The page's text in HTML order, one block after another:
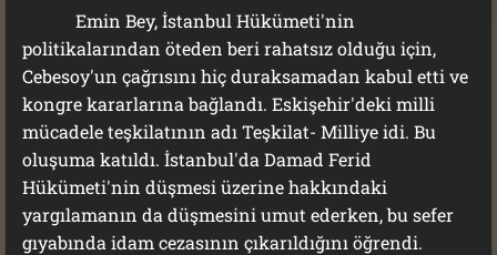
Emin Bey, İstanbul Hükümeti'nin
politikalarından öteden beri rahatsız olduğu için,
Cebesoy'un çağrısını hiç duraksamadan kabul etti ve
kongre kararlarına bağlandı. Eskişehir'deki milli
mücadele teşkilatının adı Teşkilat- Milliye idi. Bu
oluşuma katıldı. İstanbul'da Damad Ferid
Hükümeti'nin düşmesi üzerine hakkındaki
yargılamanın da düşmesini umut ederken, bu sefer
gıyabında idam cezasının çıkarıldığını öğrendi.